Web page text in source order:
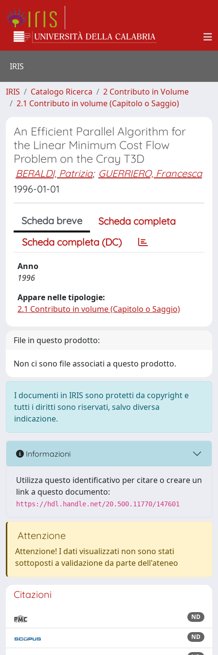
IRIS
IRIS Catalogo Ricerca
2 Contributo in Volume
2.1 Contributo in volume (Capitolo o Saggio)
An Efficient Parallel Algorithm for
the Linear Minimum Cost Flow
Problem on the Cray T3D
BERALDI, Patrizia; GUERRIERO, Francesca
1996-01-01
Scheda breve
Scheda completa
Scheda completa (DC)
Anno
1996
Appare nelle tipologie:
2.1 Contributo in volume (Capitolo o Saggio)
File in questo prodotto:
Non ci sono file associati a questo prodotto.
I documenti in IRIS sono protetti da copyright e
tutti i diritti sono riservati, salvo diversa
indicazione.
Informazioni
Utilizza questo identificativo per citare o creare un
link a questo documento:
https://hdl.handle.net/20.500.11770/147601
Attenzione
Attenzione! I dati visualizzati non sono stati
sottoposti a validazione da parte dell'ateneo
Citazioni
ND
ND